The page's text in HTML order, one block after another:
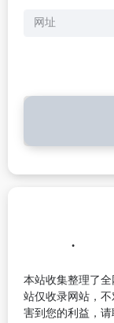
本站收集整理了
站仅收录网站，
害到您的利益，请